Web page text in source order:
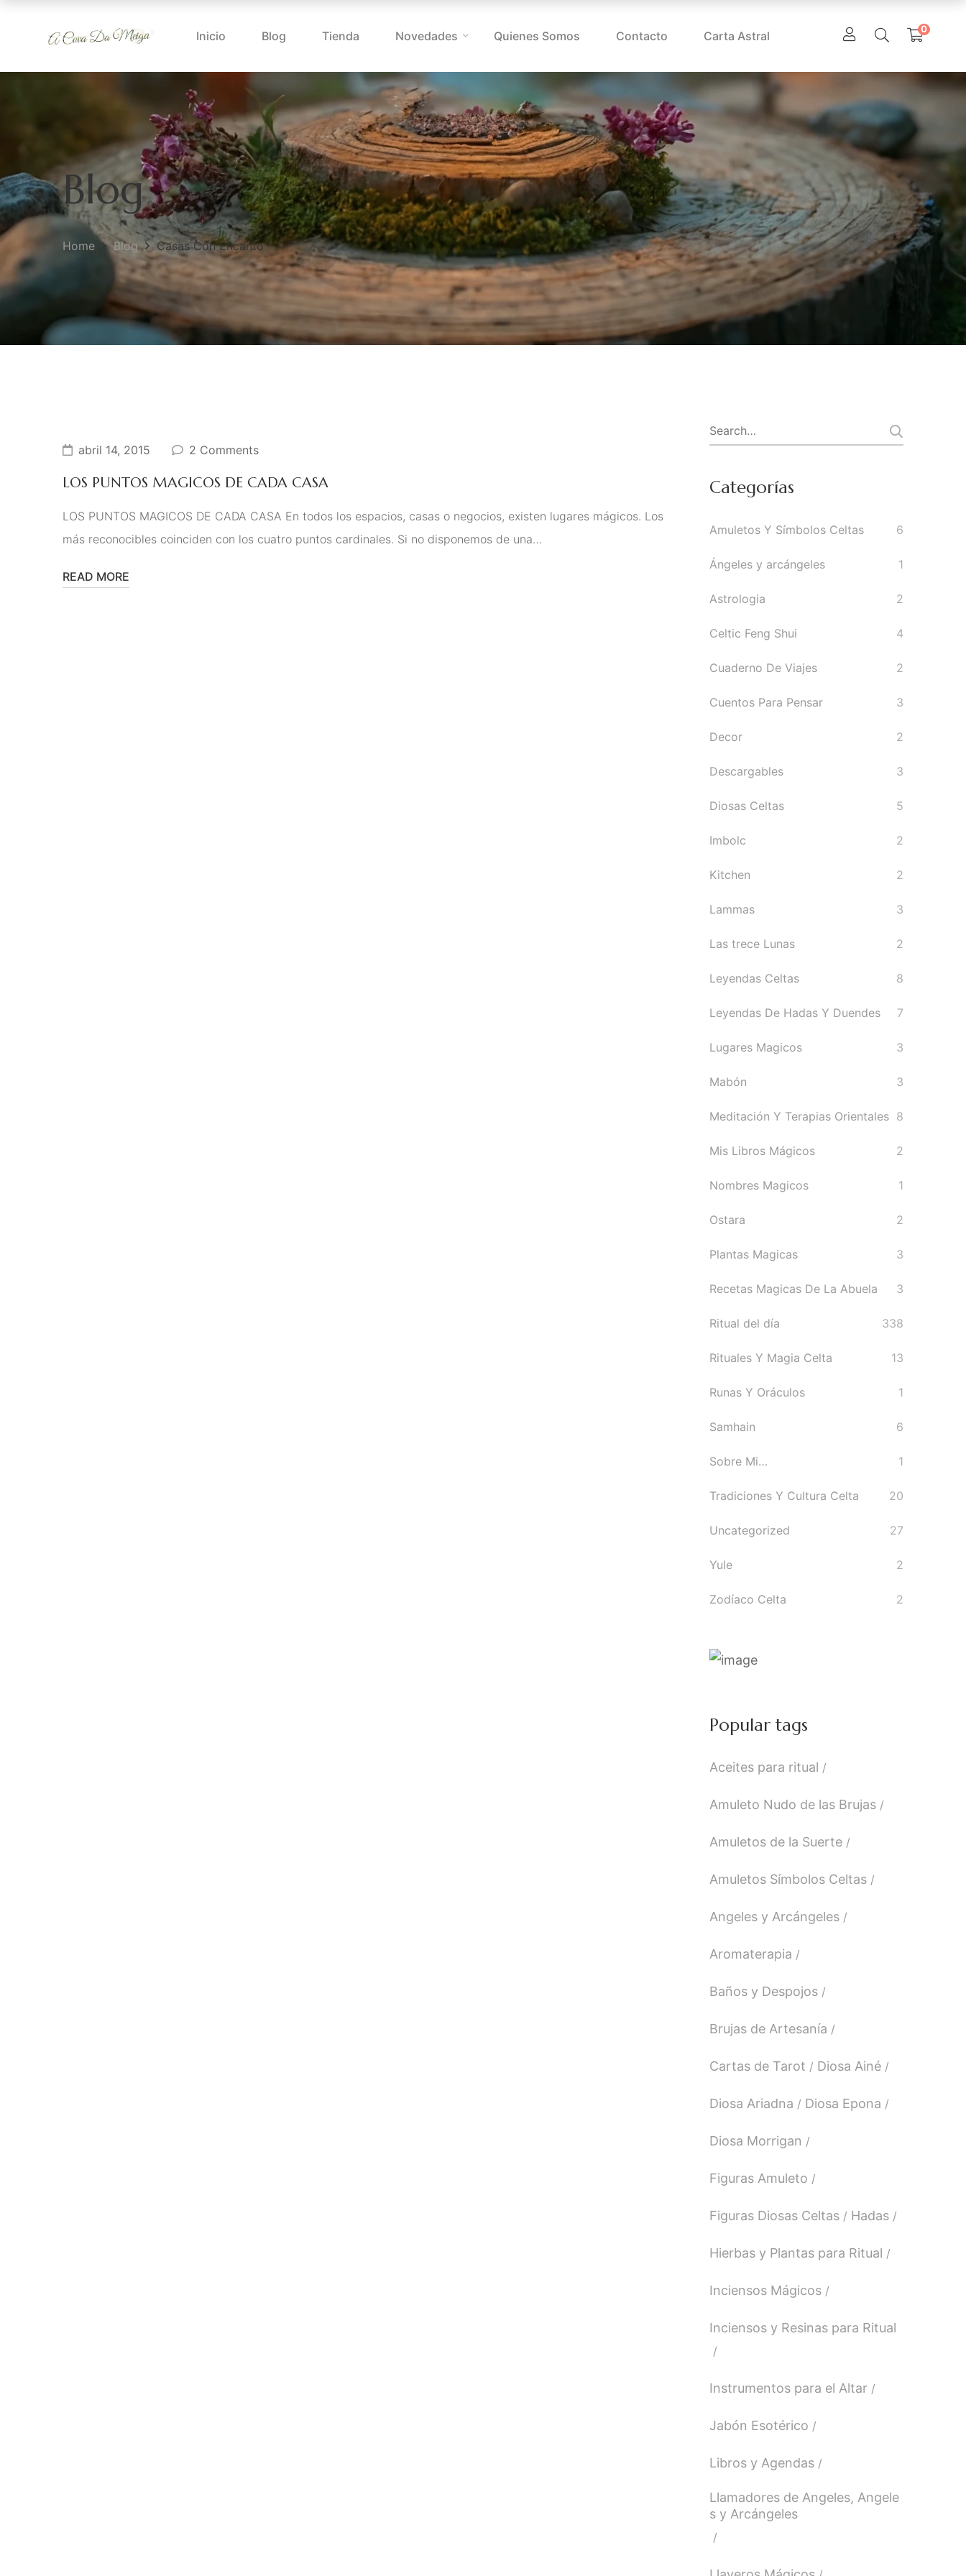
Inicio Blog Tienda Novedades Quienes Somos Contacto Carta Astral 0
Blog
Home Blog Casas Con Encanto
abril 14, 2015 2 Comments
LOS PUNTOS MAGICOS DE CADA CASA
LOS PUNTOS MAGICOS DE CADA CASA En todos los espacios, casas o negocios, existen lugares mágicos. Los
más reconocibles coinciden con los cuatro puntos cardinales. Si no disponemos de una…
READ MORE
Search
for:
Categorías
Amuletos Y Símbolos Celtas 6
Ángeles y arcángeles 1
Astrologia 2
Celtic Feng Shui 4
Cuaderno De Viajes 2
Cuentos Para Pensar 3
Decor 2
Descargables 3
Diosas Celtas 5
Imbolc 2
Kitchen 2
Lammas 3
Las trece Lunas 2
Leyendas Celtas 8
Leyendas De Hadas Y Duendes 7
Lugares Magicos 3
Mabón 3
Meditación Y Terapias Orientales 8
Mis Libros Mágicos 2
Nombres Magicos 1
Ostara 2
Plantas Magicas 3
Recetas Magicas De La Abuela 3
Ritual del día 338
Rituales Y Magia Celta 13
Runas Y Oráculos 1
Samhain 6
Sobre Mi… 1
Tradiciones Y Cultura Celta 20
Uncategorized 27
Yule 2
Zodíaco Celta 2
Popular tags
Aceites para ritual
Amuleto Nudo de las Brujas
Amuletos de la Suerte
Amuletos Símbolos Celtas
Angeles y Arcángeles
Aromaterapia
Baños y Despojos
Brujas de Artesanía
Cartas de Tarot Diosa Ainé
Diosa Ariadna Diosa Epona
Diosa Morrigan
Figuras Amuleto
Figuras Diosas Celtas Hadas
Hierbas y Plantas para Ritual
Inciensos Mágicos
Inciensos y Resinas para Ritual
Instrumentos para el Altar
Jabón Esotérico
Libros y Agendas
Llamadores de Angeles, Angele
s y Arcángeles